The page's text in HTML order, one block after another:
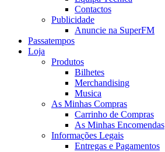
Contactos
Publicidade
Anuncie na SuperFM
Passatempos
Loja
Produtos
Bilhetes
Merchandising
Musica
As Minhas Compras
Carrinho de Compras
As Minhas Encomendas
Informações Legais
Entregas e Pagamentos